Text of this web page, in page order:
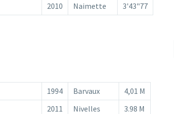
2010 Naimette 3'43"77
1994 Barvaux
4,01 M
2011 Nivelles
3.98 M